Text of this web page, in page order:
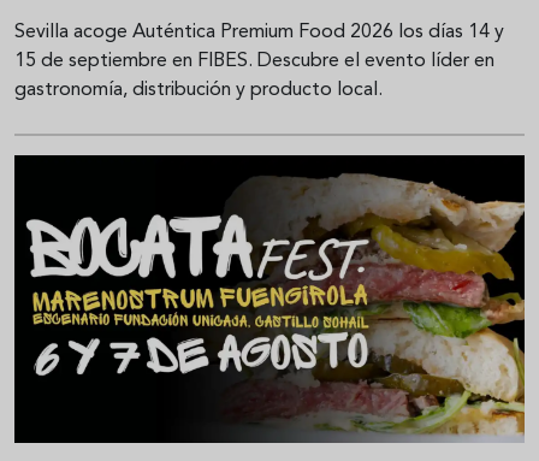
Sevilla acoge Auténtica Premium Food 2026 los días 14 y
15 de septiembre en FIBES. Descubre el evento líder en
gastronomía, distribución y producto local.